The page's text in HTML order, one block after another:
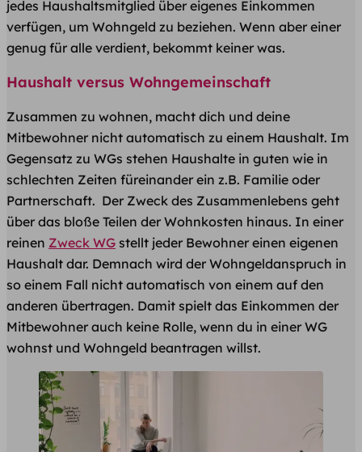
jedes Haushaltsmitglied über eigenes Einkommen
verfügen, um Wohngeld zu beziehen. Wenn aber einer
genug für alle verdient, bekommt keiner was.
Haushalt versus Wohngemeinschaft
Zusammen zu wohnen, macht dich und deine
Mitbewohner nicht automatisch zu einem Haushalt. Im
Gegensatz zu WGs stehen Haushalte in guten wie in
schlechten Zeiten füreinander ein z.B. Familie oder
Partnerschaft. Der Zweck des Zusammenlebens geht
über das bloße Teilen der Wohnkosten hinaus. In einer
reinen Zweck WG stellt jeder Bewohner einen eigenen
Haushalt dar. Demnach wird der Wohngeldanspruch in
so einem Fall nicht automatisch von einem auf den
anderen übertragen. Damit spielt das Einkommen der
Mitbewohner auch keine Rolle, wenn du in einer WG
wohnst und Wohngeld beantragen willst.